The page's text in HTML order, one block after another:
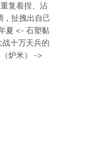
复着捏、沾
，扯拽出自己
夏 <- 石塑黏
十万天兵的
炉米） ->